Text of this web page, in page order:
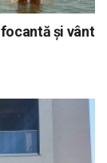
și vânt